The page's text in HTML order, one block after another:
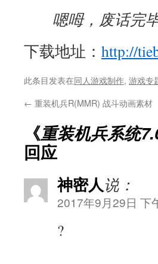
嗯呣，废话完毕
下载地址： http://
此条目发表在同人游戏制作, 游戏专
← 重装机兵R(MMR) 战斗动画素材
《重装机兵系统
回应
神密人说：
2017年9月29日 下
?